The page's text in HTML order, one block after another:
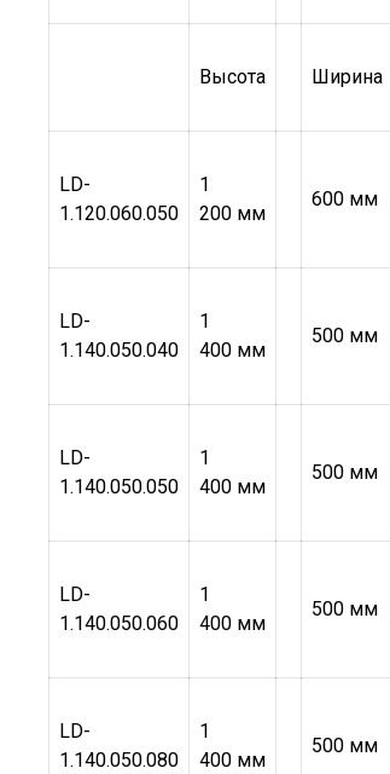
Высота Ширина
LD-
1.120.060.050
1
200 мм
600 мм
LD-
1.140.050.040
1
400 мм
500 мм
LD-
1.140.050.050
1
400 мм
500 мм
LD-
1.140.050.060
1
400 мм
500 мм
LD-
1.140.050.080
1
400 мм
500 мм